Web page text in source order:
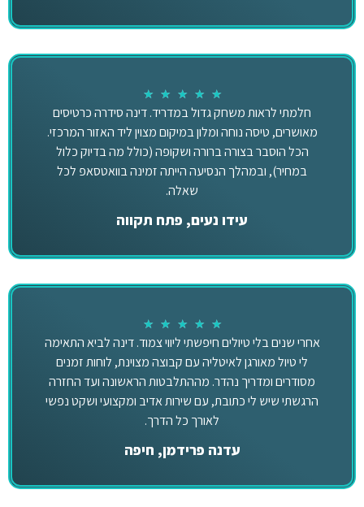
★
★
★
★
★
חלמתי לראות משחק גדול במדריד. דינה סידרה כרטיסים
מאושרים, טיסה נוחה ומלון במיקום מצוין ליד האזור המרכזי.
הכל הוסבר בצורה ברורה ושקופה (כולל מה בדיוק כלול
במחיר), ובמהלך הנסיעה הייתה זמינה בוואטסאפ לכל
שאלה.
עידו נעים, פתח תקווה
★
★
★
★
★
אחרי שנים בלי טיולים חיפשתי ליווי צמוד. דינה לביא התאימה
לי טיול מאורגן לאיטליה עם קבוצה מצוינת, לוחות זמנים
מסודרים ומדריך נהדר. מההתלבטות הראשונה ועד החזרה
הרגשתי שיש לי כתובת, עם שירות אדיב ומקצועי ושקט נפשי
לאורך כל הדרך.
עדנה פרידמן, חיפה